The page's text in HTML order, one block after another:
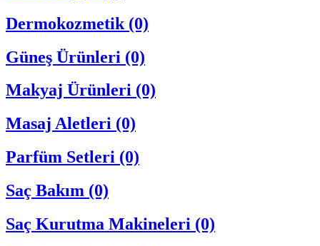
Dermokozmetik (0)
Güneş Ürünleri (0)
Makyaj Ürünleri (0)
Masaj Aletleri (0)
Parfüm Setleri (0)
Saç Bakım (0)
Saç Kurutma Makineleri (0)